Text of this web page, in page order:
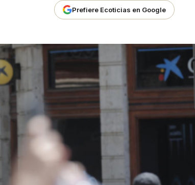
Prefiere Ecoticias en Google